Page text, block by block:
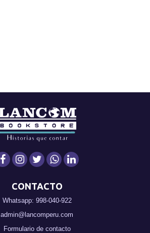
CONTACTO
Whatsapp: 998-040-922
admin@lancomperu.com
Formulario de contacto